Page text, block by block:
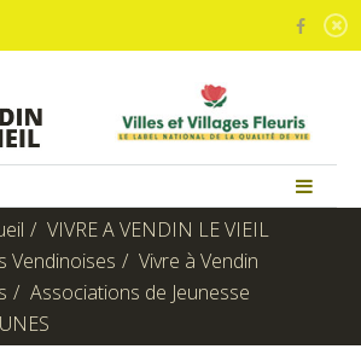
VIVRE A VENDIN LE VIEIL
Vendinoises
Vivre à Vendin
Associations de Jeunesse